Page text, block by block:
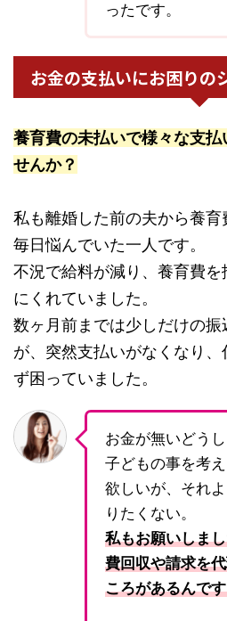
ったです。
お金の支払いにお困りの
養育費の未払いで様々な支払
せんか？
私も離婚した前の夫から養
毎日悩んでいた一人です。
不況で給料が減り、養育費
にくれていました。
数ヶ月前までは少しだけの
が、突然支払いがなくなり
ず困っていました。
お金が無いどうし
子どもの事を考
欲しいが、それ
りたくない。
私もお願いしま
費回収や請求を
ころがあるんで